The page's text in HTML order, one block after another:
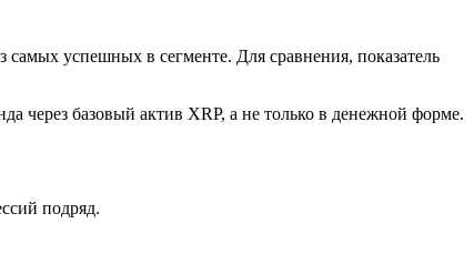
успешных в сегменте. Для сравнения, показатель
через базовый актив XRP, а не только в денежной форме.
подряд.